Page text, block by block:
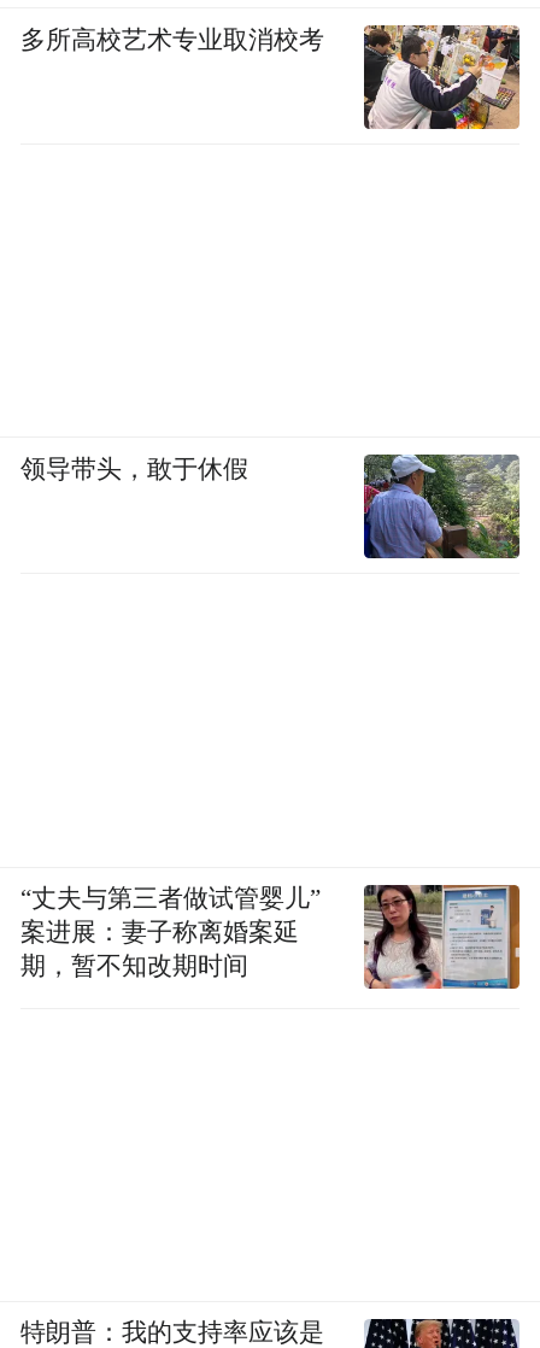
多所高校艺术专业取消校考
领导带头，敢于休假
“丈夫与第三者做试管婴儿”
案进展：妻子称离婚案延
期，暂不知改期时间
特朗普：我的支持率应该是